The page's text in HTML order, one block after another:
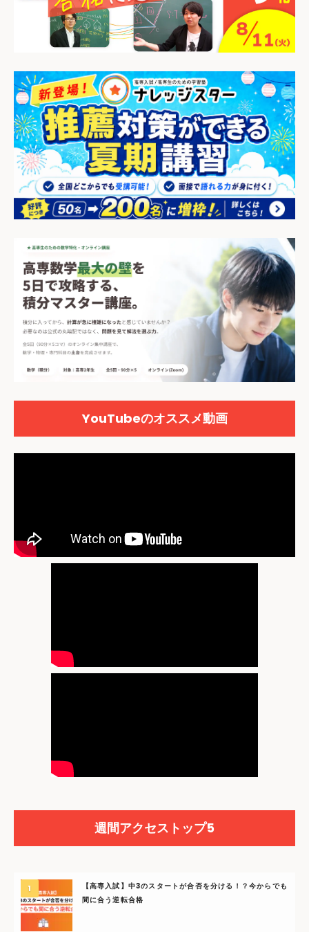
YouTubeのオススメ動画
週間アクセストップ5
【高専入試】中3のスタートが合否を分ける！？今からでも
間に合う逆転合格